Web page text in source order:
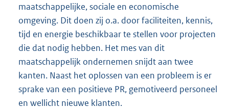
maatschappelijke, sociale en economische
omgeving. Dit doen zij o.a. door faciliteiten, kennis,
tijd en energie beschikbaar te stellen voor projecten
die dat nodig hebben. Het mes van dit
maatschappelijk ondernemen snijdt aan twee
kanten. Naast het oplossen van een probleem is er
sprake van een positieve PR, gemotiveerd personeel
en wellicht nieuwe klanten.